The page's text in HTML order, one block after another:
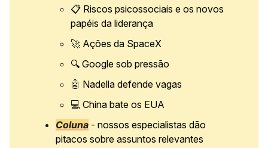
📋 Riscos psicossociais e os novos
papéis da liderança
🚀 Ações da SpaceX
🔍 Google sob pressão
🤖 Nadella defende vagas
💻 China bate os EUA
Coluna - nossos especialistas dão
pitacos sobre assuntos relevantes